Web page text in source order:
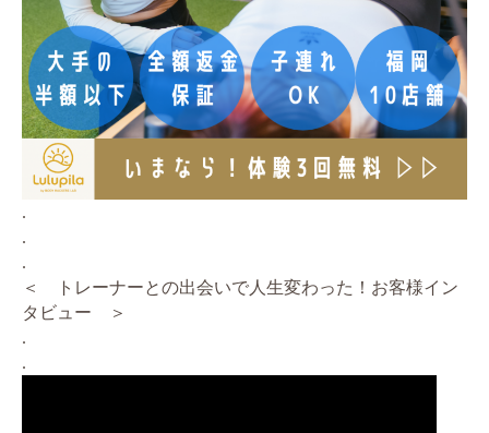
.
.
.
＜ トレーナーとの出会いで人生変わった！お客様イン
タビュー ＞
.
.